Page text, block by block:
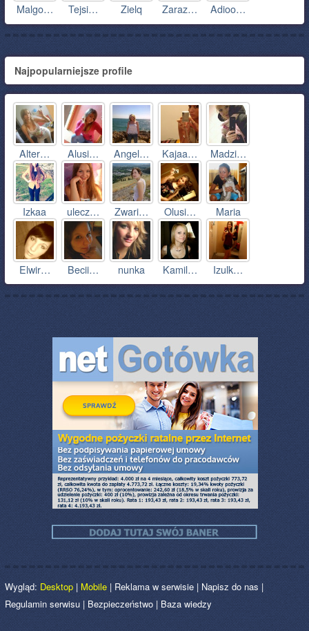
Malgo… Tejsi… Zielq Zaraz… Adioo…
Najpopularniejsze profile
Alter… Alusi… Angel… Kajaa… Madzi…
Izkaa ulecz… Zwari… Olusi… Maria
Elwir… Becii… nunka Kamil… Izulk…
Wygląd:Desktop| Mobile | Reklama w serwisie | Napisz do nas |
Regulamin serwisu | Bezpieczeństwo | Baza wiedzy